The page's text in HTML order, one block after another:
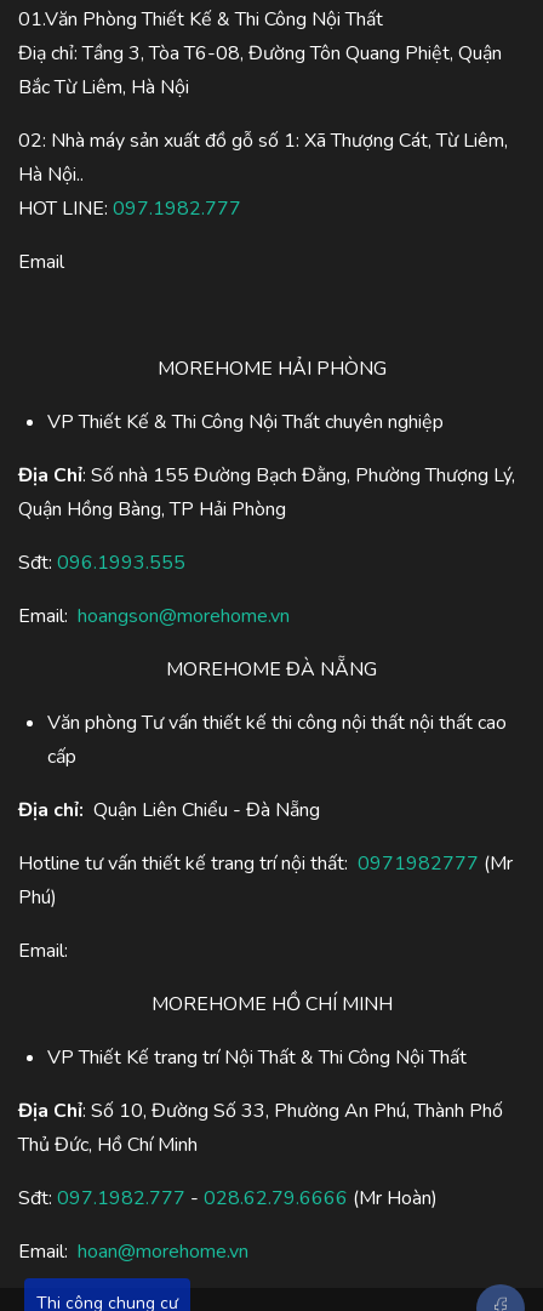
Thi công chung cư
01.Văn Phòng Thiết Kế & Thi Công Nội Thất
Điạ chỉ: Tầng 3, Tòa T6-08, Đường Tôn Quang Phiệt, Quận
Bắc Từ Liêm, Hà Nội
02: Nhà máy sản xuất đồ gỗ số 1: Xã Thượng Cát, Từ Liêm,
Hà Nội..
HOT LINE: 097.1982.777
Email
MOREHOME HẢI PHÒNG
VP Thiết Kế & Thi Công Nội Thất chuyên nghiệp
Địa Chỉ: Số nhà 155 Đường Bạch Đằng, Phường Thượng Lý,
Quận Hồng Bàng, TP Hải Phòng
Sđt: 096.1993.555
Email: hoangson@morehome.vn
MOREHOME ĐÀ NẴNG
Văn phòng Tư vấn thiết kế thi công nội thất nội thất cao
cấp
Địa chỉ: Quận Liên Chiểu - Đà Nẵng
Hotline tư vấn thiết kế trang trí nội thất: 0971982777 (Mr
Phú)
Email:
MOREHOME HỒ CHÍ MINH
VP Thiết Kế trang trí Nội Thất & Thi Công Nội Thất
Địa Chỉ: Số 10, Đường Số 33, Phường An Phú, Thành Phố
Thủ Đức, Hồ Chí Minh
Sđt: 097.1982.777 - 028.62.79.6666 (Mr Hoàn)
Email: hoan@morehome.vn